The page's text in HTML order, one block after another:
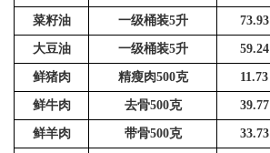
菜籽油 一级桶装5升 73.93
大豆油 一级桶装5升 59.24
鲜猪肉 精瘦肉500克 11.73
鲜牛肉 去骨500克 39.77
鲜羊肉 带骨500克 33.73